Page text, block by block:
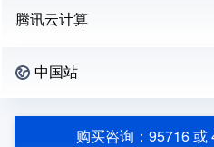
腾讯云计算
中国站
购买咨询：95716 或